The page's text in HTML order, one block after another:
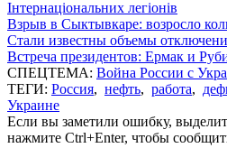
Інтернаціональних легіонів
Взрыв в Сыктывкаре: возросло
Стали известны объемы
Встреча президентов: Ермак и
СПЕЦТЕМА: Война России с
ТЕГИ: Россия, нефть, работа,
Украине
Если вы заметили ошибку,
нажмите Ctrl+Enter, чтобы